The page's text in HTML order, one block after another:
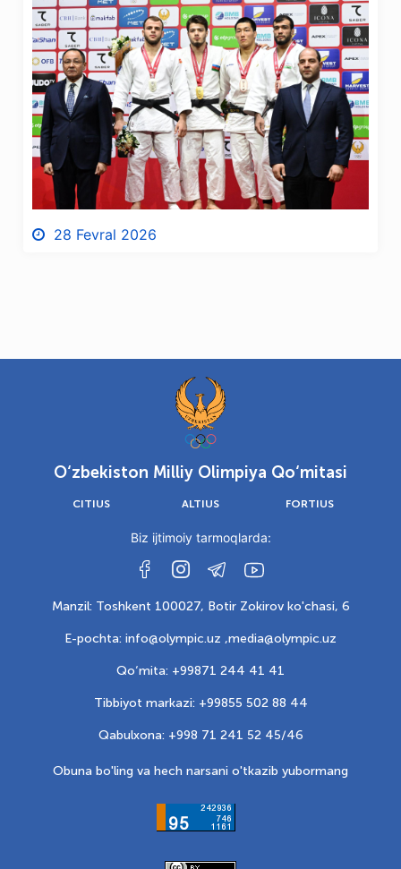
28 Fevral 2026
O‘zbekiston Milliy Olimpiya Qo‘mitasi
CITIUS ALTIUS FORTIUS
Biz ijtimoiy tarmoqlarda:
Manzil: Toshkent 100027, Botir Zokirov ko'chasi, 6
E-pochta: info@olympic.uz ,media@olympic.uz
Qo‘mita: +99871 244 41 41
Tibbiyot markazi: +99855 502 88 44
Qabulxona: +998 71 241 52 45/46
Obuna bo'ling va hech narsani o'tkazib yubormang